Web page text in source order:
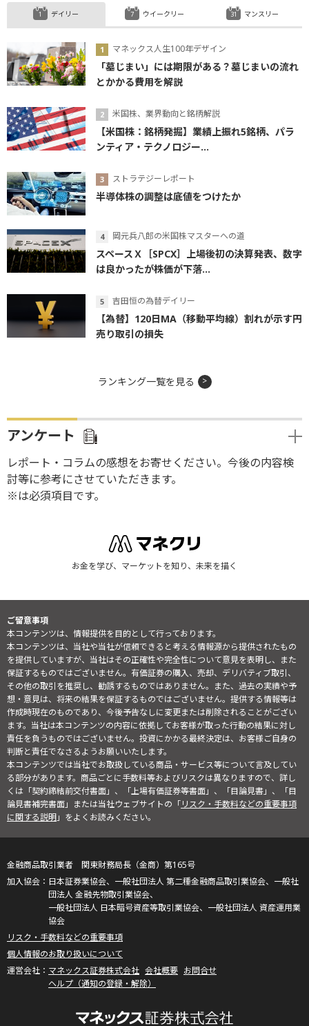
デイリー
マネックス人生100年デザイン
「墓じまい」には期限がある？墓じまいの流れ
とかかる費用を解説
米国株、業界動向と銘柄解説
【米国株：銘柄発掘】業績上振れ5銘柄、パラ
ンティア・テクノロジー...
ストラテジーレポート
半導体株の調整は底値をつけたか
岡元兵八郎の米国株マスターへの道
スペースＸ［SPCX］上場後初の決算発表、数字
は良かったが株価が下落...
吉田恒の為替デイリー
【為替】120日MA（移動平均線）割れが示す円
売り取引の損失
ウイークリー マンスリー
ランキング一覧を見る
アンケート
レポート・コラムの感想をお寄せください。今後の内容検
討等に参考にさせていただきます。
※は必須項目です。
お金を学び、マーケットを知り、未来を描く
ご留意事項
本コンテンツは、情報提供を目的として行っております。
本コンテンツは、当社や当社が信頼できると考える情報源から提供されたもの
を提供していますが、当社はその正確性や完全性について意見を表明し、また
保証するものではございません。有価証券の購入、売却、デリバティブ取引、
その他の取引を推奨し、勧誘するものではありません。また、過去の実績や予
想・意見は、将来の結果を保証するものではございません。提供する情報等は
作成時現在のものであり、今後予告なしに変更または削除されることがござい
ます。当社は本コンテンツの内容に依拠してお客様が取った行動の結果に対し
責任を負うものではございません。投資にかかる最終決定は、お客様ご自身の
判断と責任でなさるようお願いいたします。
本コンテンツでは当社でお取扱している商品・サービス等について言及してい
る部分があります。商品ごとに手数料等およびリスクは異なりますので、詳し
くは「契約締結前交付書面」、「上場有価証券等書面」、「目論見書」、「目
論見書補完書面」または当社ウェブサイトの「リスク・手数料などの重要事項
に関する説明」をよくお読みください。
金融商品取引業者 関東財務局長（金商）第165号
日本証券業協会、一般社団法人 第二種金融商品取引業協会、一般社
団法人 金融先物取引業協会、
一般社団法人 日本暗号資産等取引業協会、一般社団法人 資産運用業
協会
リスク・手数料などの重要事項
個人情報のお取り扱いについて
マネックス証券株式会社 会社概要 お問合せ
ヘルプ（通知の登録・解除）